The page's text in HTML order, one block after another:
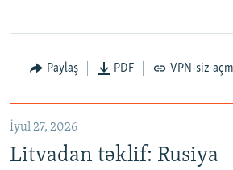
Paylaş PDF VPN-siz
İyul 27, 2026
Litvadan təklif: Rusiya